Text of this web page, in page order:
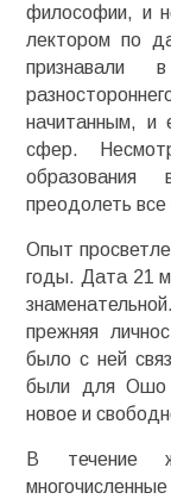
философии, и
лектором по
признавали
начитанным, и
сфер.
преодолеть все
Опыт
годы. Дата 21
прежняя
было с ней
были для Ошо
новое и
В течение